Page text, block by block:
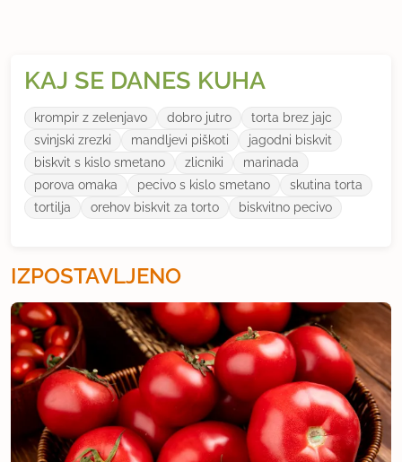
KAJ SE DANES KUHA
krompir z zelenjavo dobro jutro
torta brez jajc
svinjski zrezki
mandljevi piškoti
jagodni biskvit
biskvit s kislo smetano
zlicniki
marinada
porova omaka
pecivo s kislo smetano
skutina torta
tortilja
orehov biskvit za torto biskvitno pecivo
IZPOSTAVLJENO